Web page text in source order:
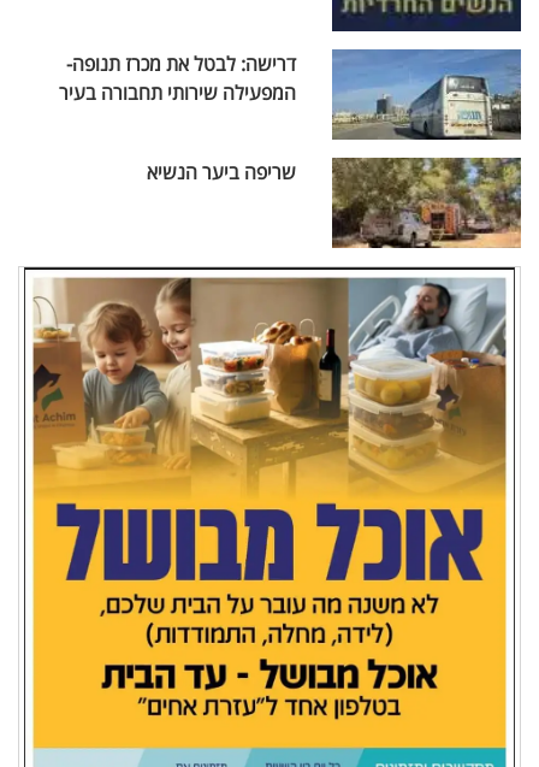
דרישה: לבטל את מכרז תנופה-
המפעילה שירותי תחבורה בעיר
שריפה ביער הנשיא